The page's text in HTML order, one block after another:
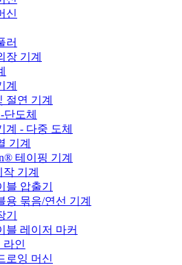
신
러
장 기계
계
절연 기계
도체
계 - 다중 도체
기계
테이핑 기계
기계
블 압출기
용 묶음/연선 기계
기
블 레이저 마커
라인
로잉 머신